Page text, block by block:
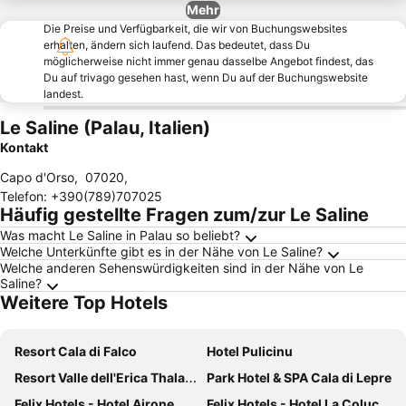
Mehr
Die Preise und Verfügbarkeit, die wir von Buchungswebsites
erhalten, ändern sich laufend. Das bedeutet, dass Du
möglicherweise nicht immer genau dasselbe Angebot findest, das
Du auf trivago gesehen hast, wenn Du auf der Buchungswebsite
landest.
Le Saline (Palau, Italien)
Kontakt
Capo d'Orso, 07020,
Telefon: +390(789)707025
Häufig gestellte Fragen zum/zur Le Saline
Was macht Le Saline in Palau so beliebt?
Welche Unterkünfte gibt es in der Nähe von Le Saline?
Welche anderen Sehenswürdigkeiten sind in der Nähe von Le
Saline?
Weitere Top Hotels
Resort Cala di Falco
Hotel Pulicinu
Resort Valle dell'Erica Thalasso & SPA
Park Hotel & SPA Cala di Lepre